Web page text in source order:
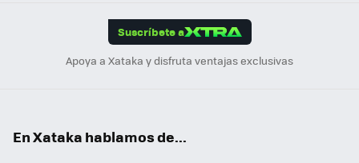
Suscríbete a
Apoya a Xataka y disfruta ventajas exclusivas
En Xataka hablamos de...